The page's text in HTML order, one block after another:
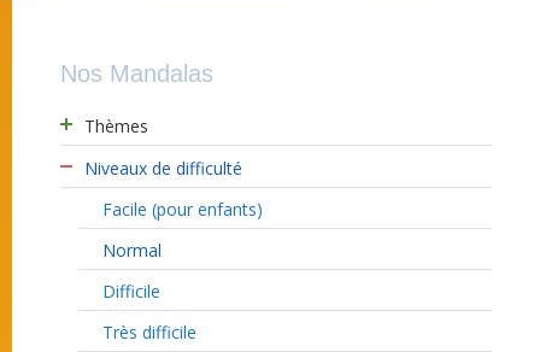
Nos Mandalas
Thèmes
Niveaux de difficulté
Facile (pour enfants)
Normal
Difficile
Très difficile